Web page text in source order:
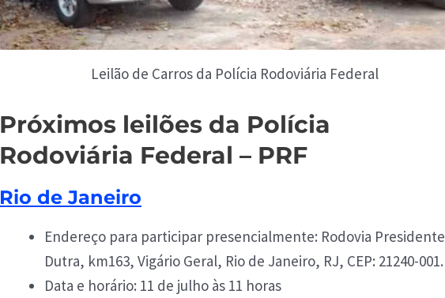
Leilão de Carros da Polícia Rodoviária Federal
Próximos leilões da Polícia
Rodoviária Federal – PRF
Rio de Janeiro
Endereço para participar presencialmente: Rodovia Presidente
Dutra, km163, Vigário Geral, Rio de Janeiro, RJ, CEP: 21240-001.
Data e horário: 11 de julho às 11 horas